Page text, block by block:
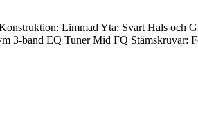
Limmad Yta: Svart Hals och
3-band EQ Tuner Mid FQ Stämskruvar: